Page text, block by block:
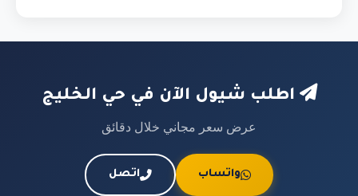
اطلب شيول الآن في حي الخليج
عرض سعر مجاني خلال دقائق
واتساب اتصل